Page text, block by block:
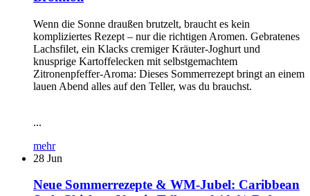
Wenn die Sonne draußen brutzelt, braucht es kein
kompliziertes Rezept – nur die richtigen Aromen. Gebratenes
Lachsfilet, ein Klacks cremiger Kräuter-Joghurt und
knusprige Kartoffelecken mit selbstgemachtem
Zitronenpfeffer-Aroma: Dieses Sommerrezept bringt an einem
lauen Abend alles auf den Teller, was du brauchst.
...
mehr
28 Jun
Neue Sommerrezepte & WM-Jubel: Caribbean